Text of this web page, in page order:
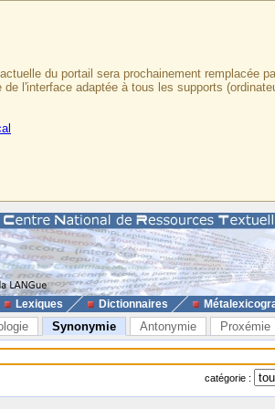
du portail sera prochainement remplacée
l'interface adaptée à tous les supports
Lexiques Dictionnaires
Synonymie Antonymie Proxémie
catégorie :